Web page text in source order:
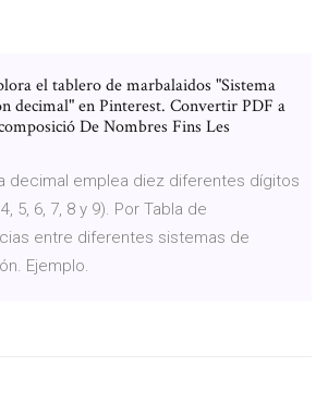
el tablero de marbalaidos "Sistema
decimal" en Pinterest. Convertir PDF a
De Nombres Fins Les
decimal emplea diez diferentes dígitos
5, 6, 7, 8 y 9). Por Tabla de
entre diferentes sistemas de
Ejemplo.